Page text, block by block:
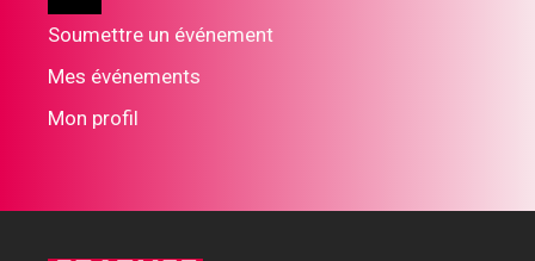
Soumettre un événement
Mes événements
Mon profil